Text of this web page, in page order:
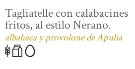
Tagliatelle con calabacines
fritos, al estilo Nerano.
albahaca y provolone de Apulia